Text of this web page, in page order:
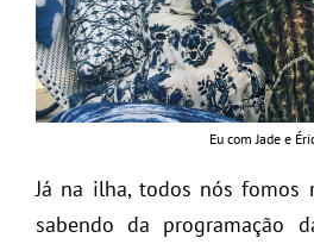
Eu com Jade e
Já na ilha, todos nós fomos
sabendo da programação